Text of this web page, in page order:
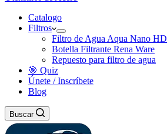
Catalogo
Filtros
Filtro de Agua Aqua Nano HD
Botella Filtrante Rena Ware
Repuesto para filtro de agua
🎯 Quiz
Únete / Inscríbete
Blog
Buscar